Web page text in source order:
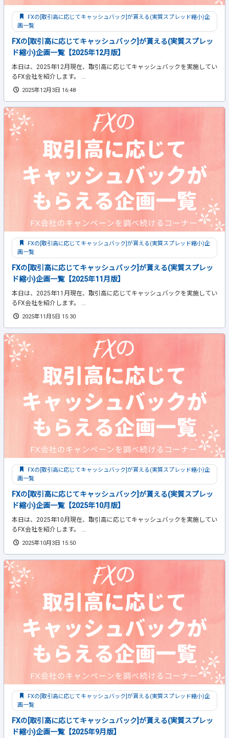
FXの[取引高に応じてキャッシュバック]が貰える(実質スプレッド縮小)企
画一覧
FXの[取引高に応じてキャッシュバック]が貰える(実質スプレッ
ド縮小)企画一覧【2025年12月版】
本日は、2025年12月現在、取引高に応じてキャッシュバックを実施してい
るFX会社を紹介します。 ...
2025年12月3日 16:48
FXの[取引高に応じてキャッシュバック]が貰える(実質スプレッド縮小)企
画一覧
FXの[取引高に応じてキャッシュバック]が貰える(実質スプレッ
ド縮小)企画一覧【2025年11月版】
本日は、2025年11月現在、取引高に応じてキャッシュバックを実施してい
るFX会社を紹介します。 ...
2025年11月5日 15:30
FXの[取引高に応じてキャッシュバック]が貰える(実質スプレッド縮小)企
画一覧
FXの[取引高に応じてキャッシュバック]が貰える(実質スプレッ
ド縮小)企画一覧【2025年10月版】
本日は、2025年10月現在、取引高に応じてキャッシュバックを実施してい
るFX会社を紹介します。 ...
2025年10月3日 15:50
FXの[取引高に応じてキャッシュバック]が貰える(実質スプレッド縮小)企
画一覧
FXの[取引高に応じてキャッシュバック]が貰える(実質スプレッ
ド縮小)企画一覧【2025年9月版】